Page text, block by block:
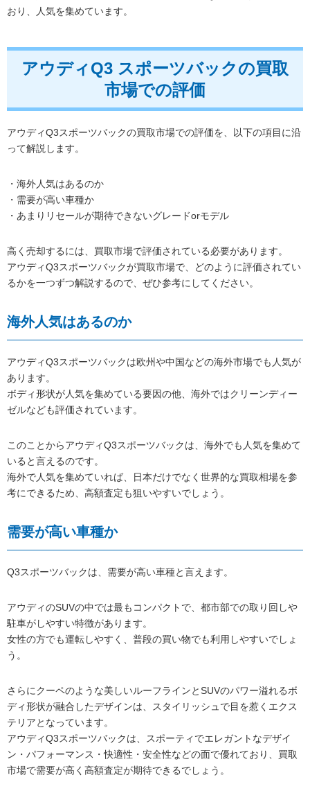
おり、人気を集めています。
アウディQ3 スポーツバックの買取
市場での評価
アウディQ3スポーツバックの買取市場での評価を、以下の項目に沿
って解説します。
・海外人気はあるのか
・需要が高い車種か
・あまりリセールが期待できないグレードorモデル
高く売却するには、買取市場で評価されている必要があります。
アウディQ3スポーツバックが買取市場で、どのように評価されてい
るかを一つずつ解説するので、ぜひ参考にしてください。
海外人気はあるのか
アウディQ3スポーツバックは欧州や中国などの海外市場でも人気が
あります。
ボディ形状が人気を集めている要因の他、海外ではクリーンディー
ゼルなども評価されています。
このことからアウディQ3スポーツバックは、海外でも人気を集めて
いると言えるのです。
海外で人気を集めていれば、日本だけでなく世界的な買取相場を参
考にできるため、高額査定も狙いやすいでしょう。
需要が高い車種か
Q3スポーツバックは、需要が高い車種と言えます。
アウディのSUVの中では最もコンパクトで、都市部での取り回しや
駐車がしやすい特徴があります。
女性の方でも運転しやすく、普段の買い物でも利用しやすいでしょ
う。
さらにクーペのような美しいルーフラインとSUVのパワー溢れるボ
ディ形状が融合したデザインは、スタイリッシュで目を惹くエクス
テリアとなっています。
アウディQ3スポーツバックは、スポーティでエレガントなデザイ
ン・パフォーマンス・快適性・安全性などの面で優れており、買取
市場で需要が高く高額査定が期待できるでしょう。